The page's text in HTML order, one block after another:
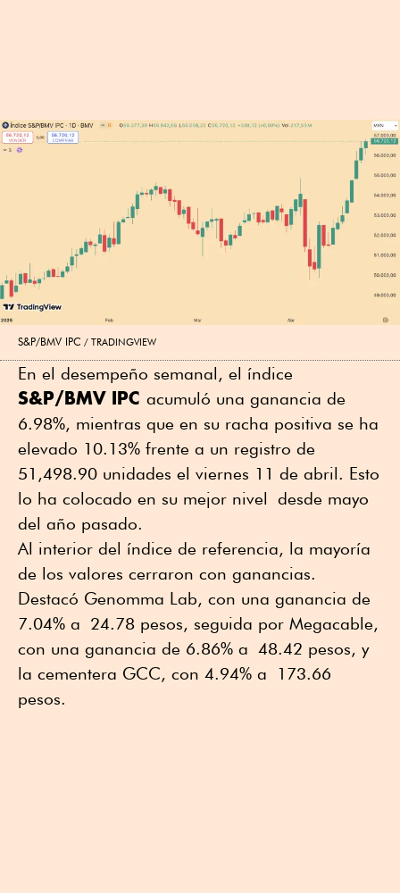
S&P/BMV IPC TRADINGVIEW
En el desempeño semanal, el índice
S&P/BMV IPC acumuló una ganancia de
6.98%, mientras que en su racha positiva se ha
elevado 10.13% frente a un registro de
51,498.90 unidades el viernes 11 de abril. Esto
lo ha colocado en su mejor nivel desde mayo
del año pasado.
Al interior del índice de referencia, la mayoría
de los valores cerraron con ganancias.
Destacó Genomma Lab, con una ganancia de
7.04% a 24.78 pesos, seguida por Megacable,
con una ganancia de 6.86% a 48.42 pesos, y
la cementera GCC, con 4.94% a 173.66
pesos.